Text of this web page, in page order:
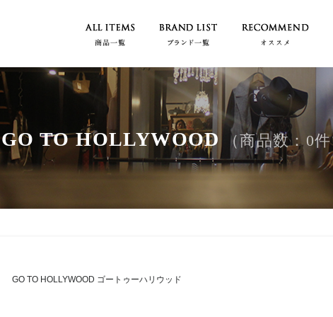
GO TO HOLLYWOOD （商品数：0
GO TO HOLLYWOOD ゴートゥーハリウッド